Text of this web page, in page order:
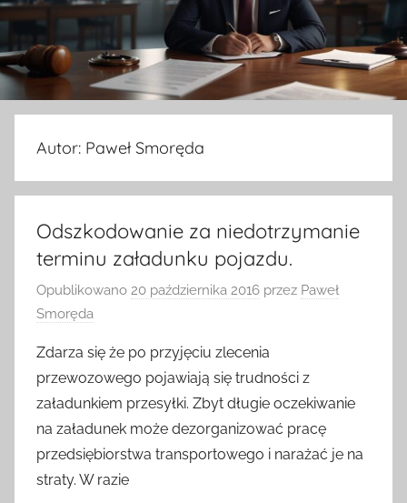
Autor: Paweł Smoręda
Odszkodowanie za niedotrzymanie
terminu załadunku pojazdu.
Opublikowano 20 października 2016 przez Paweł
Smoręda
Zdarza się że po przyjęciu zlecenia
przewozowego pojawiają się trudności z
załadunkiem przesyłki. Zbyt długie oczekiwanie
na załadunek może dezorganizować pracę
przedsiębiorstwa transportowego i narażać je na
straty. W razie